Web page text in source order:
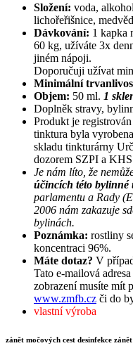
Složení: voda,
lichořeřišnice,
Dávkování: 1 kapka
60 kg, užíváte 3x
jiném nápoji.
Doporučuji užívat
Minimální
Objem: 50 ml. 1
Doplněk stravy,
Produkt je
tinktura byla
skladu tinkturárny
dozorem SZPI a
Je nám líto, že
účincích této bylinné
parlamentu a Rady
2006 nám zakazuje
bylinách.
Poznámka: rostliny
koncentraci 96%.
Máte dotaz? V
Tato e-mailová
zobrazení musíte mít
www.zmfb.cz či do
vlastní výroba
zánět močových cest desinfekce